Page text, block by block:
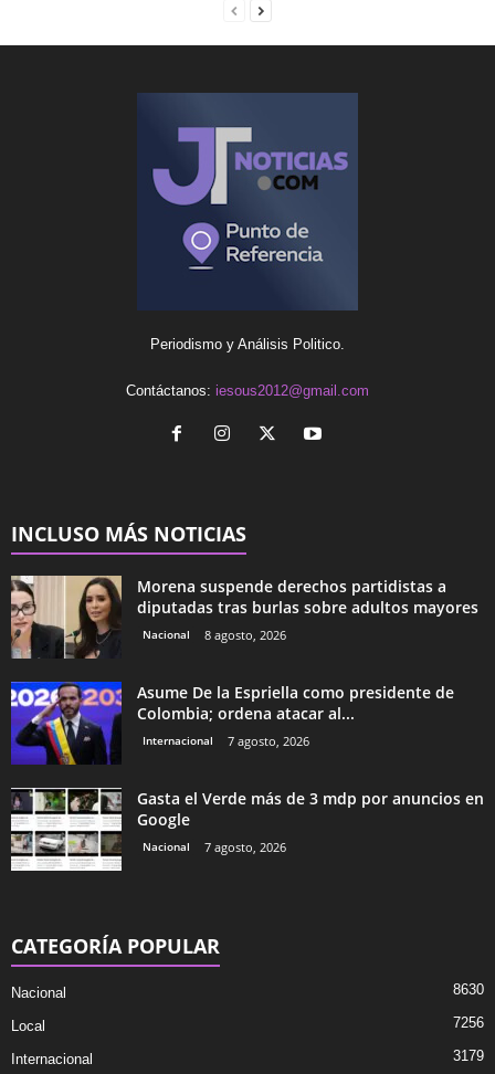
Periodismo y Análisis Politico.
Contáctanos: iesous2012@gmail.com
INCLUSO MÁS NOTICIAS
Morena suspende derechos partidistas a
diputadas tras burlas sobre adultos mayores
Nacional 8 agosto, 2026
Asume De la Espriella como presidente de
Colombia; ordena atacar al...
Internacional 7 agosto, 2026
Gasta el Verde más de 3 mdp por anuncios en
Google
Nacional 7 agosto, 2026
CATEGORÍA POPULAR
Nacional 8630
Local 7256
Internacional 3179